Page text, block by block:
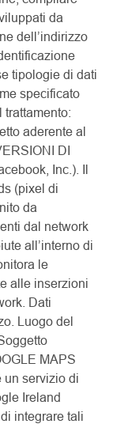
da
dell’indirizzo
tipologie di dati
specificato
aderente al
DI
Inc.). Il
(pixel di
da
dal network
all’interno di
le
alle inserzioni
Dati
Luogo del
MAPS
un servizio di
Ireland
integrare tali